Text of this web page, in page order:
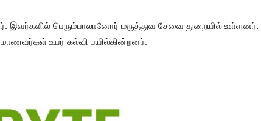
பெரும்பாலானோர் மருத்துவ சேவை துறையில் உள்ளனர்.
உயர் கல்வி பயில்கின்றனர்.